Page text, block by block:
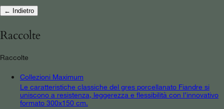
← Indietro
Raccolte
Raccolte
Collezioni Maximum
Le caratteristiche classiche del gres porcellanato Fiandre si
uniscono a resistenza, leggerezza e flessibilità con l’innovativo
formato 300x150 cm.